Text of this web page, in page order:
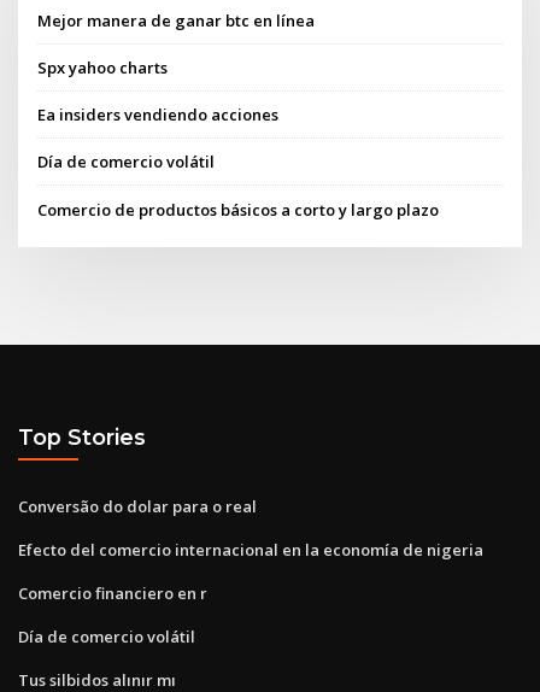
Mejor manera de ganar btc en línea
Spx yahoo charts
Ea insiders vendiendo acciones
Día de comercio volátil
Comercio de productos básicos a corto y largo plazo
Top Stories
Conversão do dolar para o real
Efecto del comercio internacional en la economía de nigeria
Comercio financiero en r
Día de comercio volátil
Tus silbidos alınır mı